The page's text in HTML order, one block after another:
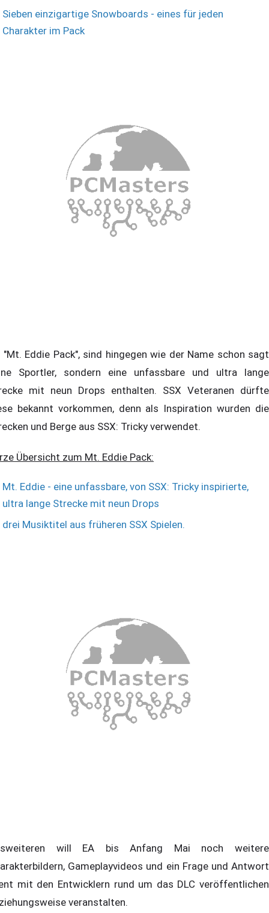
Sieben einzigartige Snowboards - eines für jeden
Charakter im Pack
"Mt. Eddie Pack", sind hingegen wie der Name schon sagt
Sportler, sondern eine unfassbare und ultra lange
mit neun Drops enthalten. SSX Veteranen dürfte
bekannt vorkommen, denn als Inspiration wurden die
und Berge aus SSX: Tricky verwendet.
Übersicht zum Mt. Eddie Pack:
Mt. Eddie - eine unfassbare, von SSX: Tricky inspirierte,
ultra lange Strecke mit neun Drops
drei Musiktitel aus früheren SSX Spielen.
will EA bis Anfang Mai noch weitere
Gameplayvideos und ein Frage und Antwort
mit den Entwicklern rund um das DLC veröffentlichen
veranstalten.